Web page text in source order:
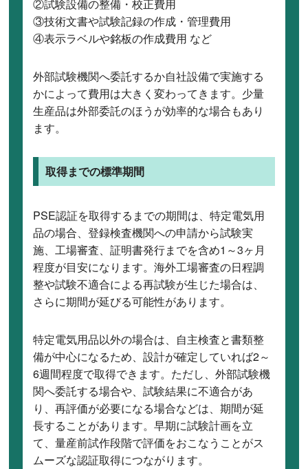
②試験設備の整備・校正費用
③技術文書や試験記録の作成・管理費用
④表示ラベルや銘板の作成費用 など
外部試験機関へ委託するか自社設備で実施する
かによって費用は大きく変わってきます。少量
生産品は外部委託のほうが効率的な場合もあり
ます。
取得までの標準期間
PSE認証を取得するまでの期間は、特定電気用
品の場合、登録検査機関への申請から試験実
施、工場審査、証明書発行までを含め1～3ヶ月
程度が目安になります。海外工場審査の日程調
整や試験不適合による再試験が生じた場合は、
さらに期間が延びる可能性があります。
特定電気用品以外の場合は、自主検査と書類整
備が中心になるため、設計が確定していれば2～
6週間程度で取得できます。ただし、外部試験機
関へ委託する場合や、試験結果に不適合があ
り、再評価が必要になる場合などは、期間が延
長することがあります。早期に試験計画を立
て、量産前試作段階で評価をおこなうことがス
ムーズな認証取得につながります。